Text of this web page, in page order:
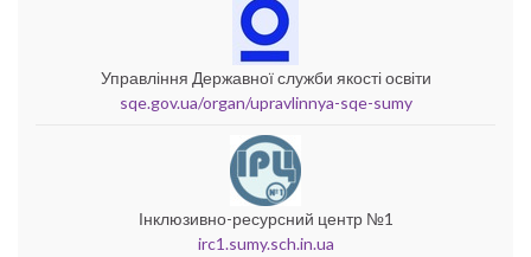
Управління Державної служби якості освіти
sqe.gov.ua/organ/upravlinnya-sqe-sumy
Інклюзивно-ресурсний центр №1
irc1.sumy.sch.in.ua